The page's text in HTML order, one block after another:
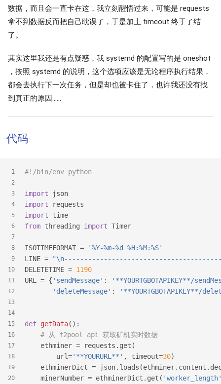
数据，而且会一直卡在这，我立刻醒悟过来，可能是 requests
拿不到数据反而把自己耽误了，于是加上 timeout 终于了结
了。
其实这里我还是有点疑惑，我 systemd 的配置写的是 oneshot
，按照 systemd 的说明，这个选项应该是无论程序执行结果，
都会去执行下一次任务，但是却也被卡住了，也许我还没有找
到真正的原因……
代码
1
2
3
4
5
6
7
8
9
10
11
12
13
14
15
16
17
18
19
20
#!/bin/env python
import json
import requests
import time
from threading import Timer
ISOTIMEFORMAT =
'%Y-%m-%d %H:%M:%S'
LINE =
DELETETIME = 1190
URL = { 'sendMessage' :
'**YOURTGBOTAPIKEY**/
'deleteMessage' : '**YOURTGBOTAPIKEY**/
def getData():
# 从 f2pool api 获取矿机实时数据
    ethminer = requests.get(
        url=
'**YOURURL**' , timeout=30)
ethminerDict =
    minerNumber = ethminerDict.get(